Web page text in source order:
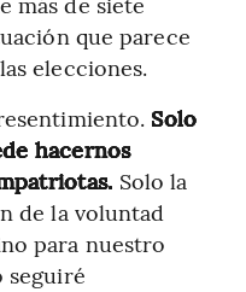
que parece
elecciones.
Solo
hacernos
Solo la
de la voluntad
para nuestro
seguiré